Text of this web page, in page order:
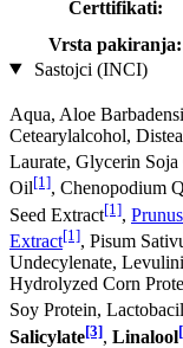
Certtifikati:
Vrsta pakiranja:
Sastojci (INCI)
Aqua, Aloe
Cetearylalcohol,
Laurate, Glycerin
Oil[1], Chenopodium
Seed Extract[1],
Extract[1], Pisum
Undecylenate,
Hydrolyzed Corn
Soy Protein,
Salicylate[3], Linalool